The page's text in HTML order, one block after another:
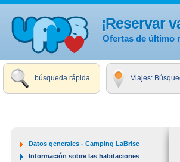
¡Reservar
Ofertas de último
búsqueda rápida Viajes:
Datos generales - Camping LaBrise
Información sobre las habitaciones